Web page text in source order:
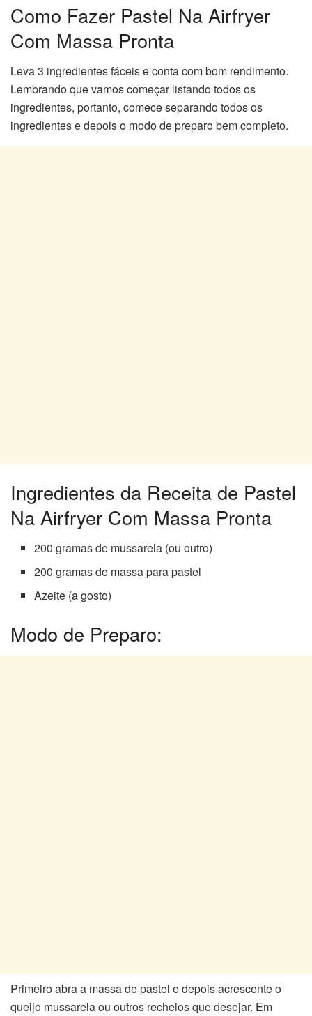
Como Fazer Pastel Na Airfryer
Com Massa Pronta
Leva 3 ingredientes fáceis e conta com bom rendimento.
Lembrando que vamos começar listando todos os
ingredientes, portanto, comece separando todos os
ingredientes e depois o modo de preparo bem completo.
Ingredientes da Receita de Pastel
Na Airfryer Com Massa Pronta
200 gramas de mussarela (ou outro)
200 gramas de massa para pastel
Azeite (a gosto)
Modo de Preparo:
Primeiro abra a massa de pastel e depois acrescente o
queijo mussarela ou outros recheios que desejar. Em